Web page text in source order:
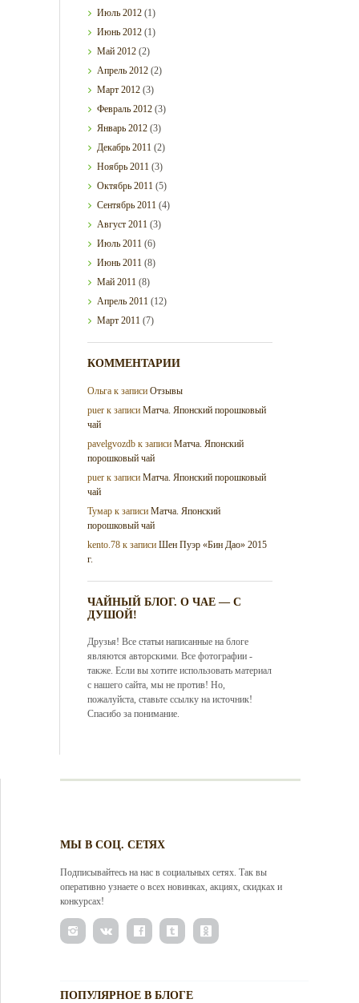
Июль2012 (1)
Июнь2012 (1)
Май2012 (2)
Апрель2012 (2)
Март2012 (3)
Февраль2012 (3)
Январь2012 (3)
Декабрь2011 (2)
Ноябрь2011 (3)
Октябрь2011 (5)
Сентябрь2011 (4)
Август2011 (3)
Июль2011 (6)
Июнь2011 (8)
Май2011 (8)
Апрель2011 (12)
Март2011 (7)
КОММЕНТАРИИ
Ольга к записиОтзывы
puer к записиМатча. Японский порошковый
чай
pavelgvozdb к записиМатча. Японский
порошковый чай
puer к записиМатча. Японский порошковый
чай
Тумар к записиМатча. Японский
порошковый чай
kento.78 к записиШен Пуэр «Бин Дао» 2015
г.
ЧАЙНЫЙ БЛОГ. О ЧАЕ — С
ДУШОЙ!
Друзья! Все статьи написанные на блоге
являются авторскими. Все фотографии -
также. Если вы хотите использовать материал
с нашего сайта, мы не против! Но,
пожалуйста, ставьте ссылку на источник!
Спасибо за понимание.
МЫ В СОЦ. СЕТЯХ
Подписывайтесь на нас в социальных сетях. Так вы
оперативно узнаете о всех новинках, акциях, скидках и
конкурсах!
ПОПУЛЯРНОЕ В БЛОГЕ